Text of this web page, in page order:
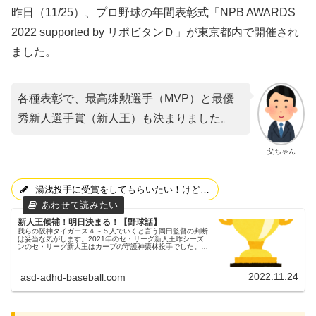
昨日（11/25）、プロ野球の年間表彰式「NPB AWARDS
2022 supported by リポビタンＤ」が東京都内で開催され
ました。
父ちゃん
各種表彰で、最高殊勲選手（MVP）と最優
秀新人選手賞（新人王）も決まりました。
湯浅投手に受賞をしてもらいたい！けど…
新人王候補！明日決まる！【野球話】
我らの阪神タイガース４～５人でいくと言う岡田監督の判断
は妥当な気がします。2021年のセ・リーグ新人王昨シーズ
ンのセ・リーグ新人王はカープの守護神栗林投手でした。タ
asd-adhd-baseball.com 2022.11.24